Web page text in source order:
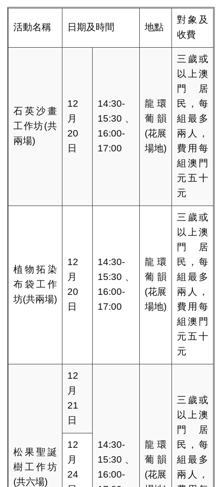
活動名稱 日期及時間 地點
對象及
收費
石英沙畫
工作坊(共
兩場)
12
月
20
日
14:30-
15:30、
16:00-
17:00
龍環
葡韻
(花展
場地)
三歲或
以上澳
門居
民，每
組最多
兩人，
費用每
組澳門
元五十
元
植物拓染
布袋工作
坊(共兩場)
12
月
20
日
14:30-
15:30、
16:00-
17:00
龍環
葡韻
(花展
場地)
三歲或
以上澳
門居
民，每
組最多
兩人，
費用每
組澳門
元五十
元
松果聖誕
樹工作坊
(共六場)
12
月
21
日
14:30-
15:30、
16:00-
龍環
葡韻
(花展
三歲或
以上澳
門居
民，每
組最多
兩人，
12
月
24